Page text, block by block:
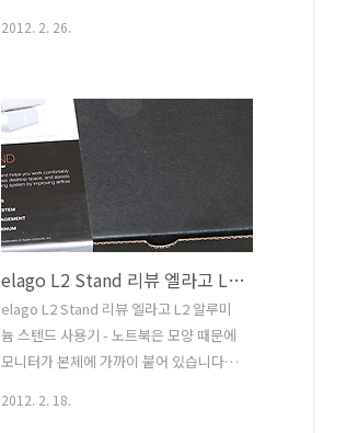
처음..
시연해보는 모습으로 제가 어느정도까지
사용이 가능한지 보여드리도록 하겠습니
다. 실제 사용해보니 1080P 동영상 재생
에 문제는 없었고, 거리는 5-10m 까지 지
원하므로 조금 거리가 멀어져도 동영상
재생하는데는 문제는 없더군요. 참고로
동영상 재생중에 다른 작업을 하거나 하
면 동영상이 느려지거나 약간 딜레이가
생기기도 했습니다. 보통은 720p로 재생
을 하고 화면을 확대해서 사용하는것을
권했지만 1080P에서 동영상 재생도 화질
2012. 2. 26.
elago L2 Stand 리뷰 엘라고 L2 알루미늄 스텐드 사용기
elago L2 Stand 리뷰 엘라고 L2 알루미
늄 스텐드 사용기 - 노트북은 모양 때문에
모니터가 본체에 가까이 붙어 있습니다.
2012. 2. 18.